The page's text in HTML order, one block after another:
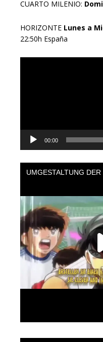
CUARTO MILENIO:
HORIZONTE Lunes a
22:50h España
00:00